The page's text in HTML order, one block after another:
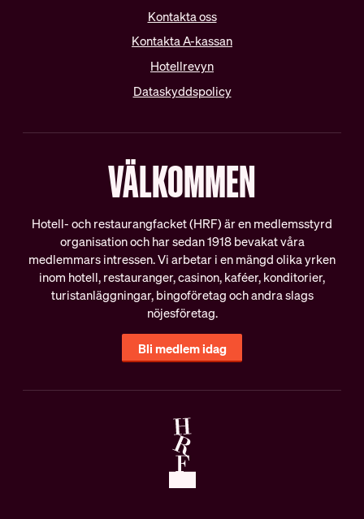
Kontakta oss
Kontakta A-kassan
Hotellrevyn
Dataskyddspolicy
VÄLKOMMEN
Hotell- och restaurangfacket (HRF) är en medlemsstyrd
organisation och har sedan 1918 bevakat våra
medlemmars intressen. Vi arbetar i en mängd olika yrken
inom hotell, restauranger, casinon, kaféer, konditorier,
turistanläggningar, bingoföretag och andra slags
nöjesföretag.
Bli medlem idag